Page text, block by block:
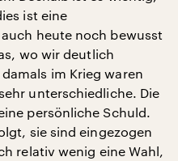
ist eine
heute noch bewusst
wo wir deutlich
im Krieg waren
unterschiedliche. Die
persönliche Schuld.
sie sind eingezogen
relativ wenig eine Wahl,